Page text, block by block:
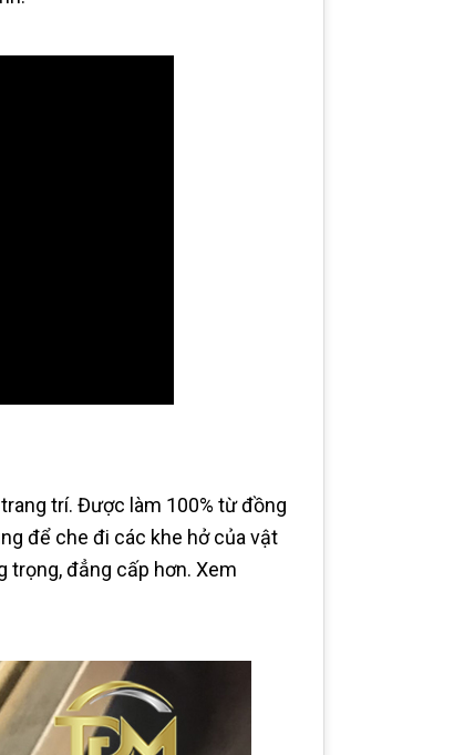
trí. Được làm 100% từ đồng
để che đi các khe hở của vật
trọng, đẳng cấp hơn. Xem